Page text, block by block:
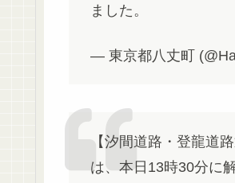
ました。
— 東京都八丈町
【汐間道路・登龍道
は、本日13時30分に